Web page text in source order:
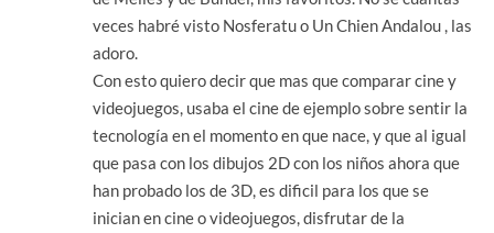
veces habré visto Nosferatu o Un Chien Andalou , las
adoro.
Con esto quiero decir que mas que comparar cine y
videojuegos, usaba el cine de ejemplo sobre sentir la
tecnología en el momento en que nace, y que al igual
que pasa con los dibujos 2D con los niños ahora que
han probado los de 3D, es dificil para los que se
inician en cine o videojuegos, disfrutar de la